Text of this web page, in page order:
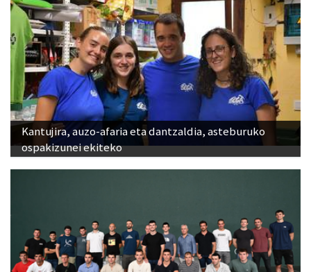
Kantujira, auzo-afaria eta dantzaldia, asteburuko
ospakizunei ekiteko